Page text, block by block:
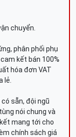
chuyển.
phân phối phụ
kết bán 100%
hóa đơn VAT
lẻ.
sẵn, đội ngũ
nói chung và
mang tới cho
chính sách giá